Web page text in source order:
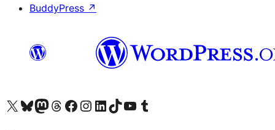
BuddyPress ↗
Посетите нас в X (ранее Twitter)
Посетите нашу учётную запись в Bluesky
Посетите нашу ленту в Mastodon
Посетите нашу учётную запись в Threads
Посетите нашу страницу на Facebook
Посетите наш Instagram
Посетите нашу страницу в LinkedIn
Посетите нашу учётную запись в TikTok
Посетите наш канал YouTube
Посетите нашу учётную запись в Tumblr